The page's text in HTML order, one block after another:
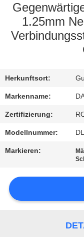
MIT
UNS
IN
SIE
EIN
1.25mm
Herkunftsort:
Markenname:
Zertifizierung:
Modellnummer:
Markieren: